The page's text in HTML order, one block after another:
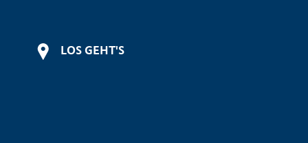
LOS GEHT'S